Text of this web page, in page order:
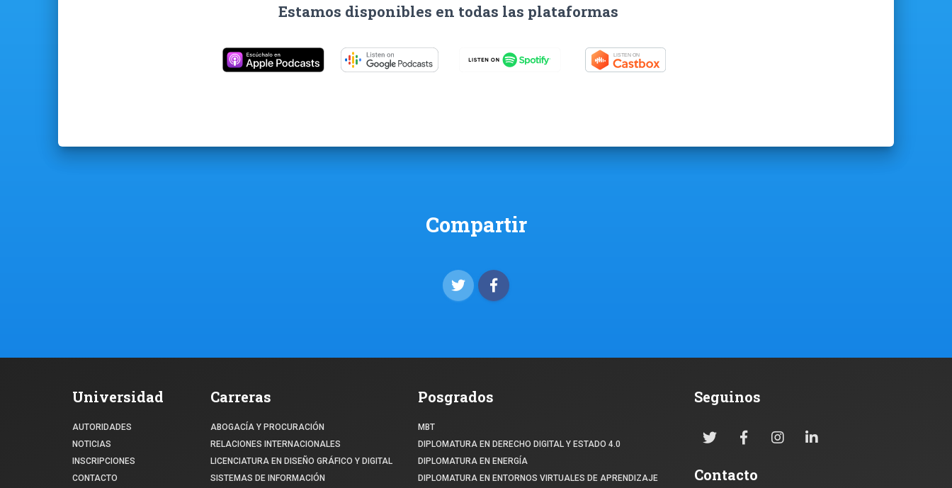
Estamos disponibles en todas las plataformas
Compartir
Universidad
AUTORIDADES
NOTICIAS
INSCRIPCIONES
CONTACTO
Carreras
ABOGACÍA Y PROCURACIÓN
RELACIONES INTERNACIONALES
LICENCIATURA EN DISEÑO GRÁFICO Y DIGITAL
SISTEMAS DE INFORMACIÓN
Posgrados
MBT
DIPLOMATURA EN DERECHO DIGITAL Y ESTADO 4.0
DIPLOMATURA EN ENERGÍA
DIPLOMATURA EN ENTORNOS VIRTUALES DE APRENDIZAJE
Seguinos
Contacto